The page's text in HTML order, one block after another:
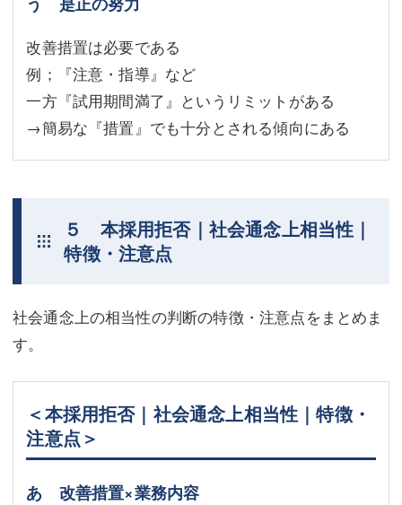
改善措置は必要である
例；『注意・指導』など
一方『試用期間満了』というリミットがある
→簡易な『措置』でも十分とされる傾向にある
５ 本採用拒否｜社会通念上相当性｜
特徴・注意点
社会通念上の相当性の判断の特徴・注意点をまとめま
す。
＜本採用拒否｜社会通念上相当性｜特徴・
注意点＞
あ 改善措置×業務内容